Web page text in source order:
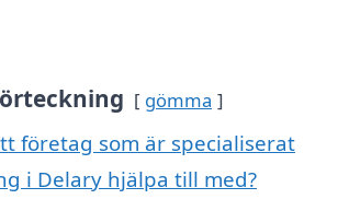
gömma
företag som är specialiserat
i Delary hjälpa till med?